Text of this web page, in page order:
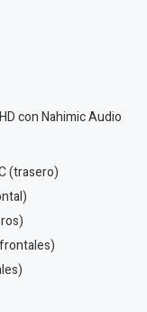
con Nahimic Audio
(trasero)